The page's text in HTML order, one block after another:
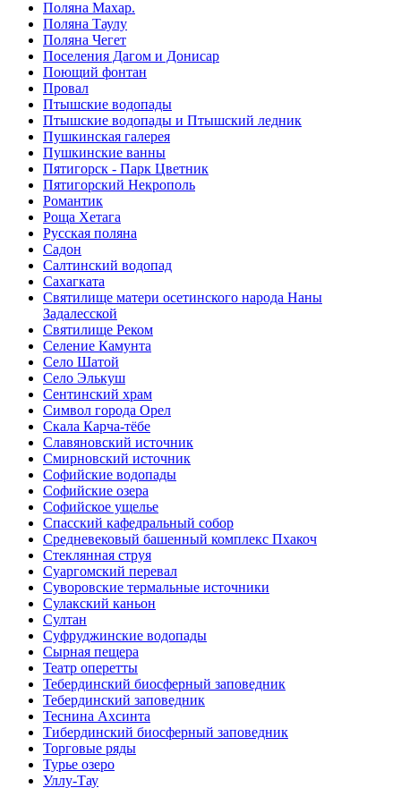
Поляна Махар.
Поляна Таулу
Поляна Чегет
Поселения Дагом и Донисар
Поющий фонтан
Провал
Птышские водопады
Птышские водопады и Птышский ледник
Пушкинская галерея
Пушкинские ванны
Пятигорск - Парк Цветник
Пятигорский Некрополь
Романтик
Роща Хетага
Русская поляна
Садон
Салтинский водопад
Сахагката
Святилище матери осетинского народа Наны
Задалесской
Святилище Реком
Селение Камунта
Село Шатой
Село Элькуш
Сентинский храм
Символ города Орел
Скала Карча-тёбе
Славяновский источник
Смирновский источник
Софийские водопады
Софийские озера
Софийское ущелье
Спасский кафедральный собор
Средневековый башенный комплекс Пхакоч
Стеклянная струя
Суаргомский перевал
Суворовские термальные источники
Сулакский каньон
Султан
Суфруджинские водопады
Сырная пещера
Театр оперетты
Тебердинский биосферный заповедник
Тебердинский заповедник
Теснина Ахсинта
Тибердинский биосферный заповедник
Торговые ряды
Турье озеро
Уллу-Тау